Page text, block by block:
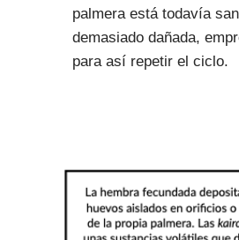
palmera está todavía
demasiado dañada,
para así repetir el ciclo.